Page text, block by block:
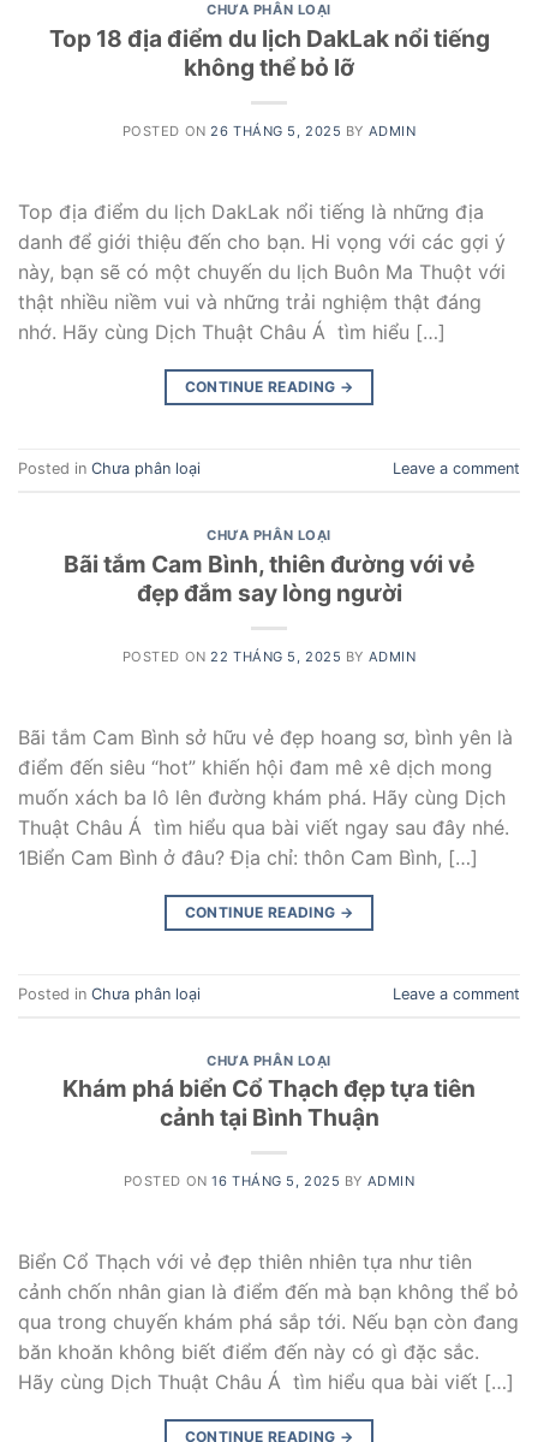
CHƯA PHÂN LOẠI
Top 18 địa điểm du lịch DakLak nổi tiếng
không thể bỏ lỡ
POSTED ON26 THÁNG 5, 2025 BY ADMIN
Top địa điểm du lịch DakLak nổi tiếng là những địa
danh để giới thiệu đến cho bạn. Hi vọng với các gợi ý
này, bạn sẽ có một chuyến du lịch Buôn Ma Thuột với
thật nhiều niềm vui và những trải nghiệm thật đáng
nhớ. Hãy cùng Dịch Thuật Châu Á tìm hiểu […]
CONTINUE READING →
Posted in Chưa phân loại Leave a comment
CHƯA PHÂN LOẠI
Bãi tắm Cam Bình, thiên đường với vẻ
đẹp đắm say lòng người
POSTED ON 22 THÁNG 5, 2025 BY ADMIN
Bãi tắm Cam Bình sở hữu vẻ đẹp hoang sơ, bình yên là
điểm đến siêu “hot” khiến hội đam mê xê dịch mong
muốn xách ba lô lên đường khám phá. Hãy cùng Dịch
Thuật Châu Á tìm hiểu qua bài viết ngay sau đây nhé.
1Biển Cam Bình ở đâu? Địa chỉ: thôn Cam Bình, […]
CONTINUE READING →
Posted in Chưa phân loại Leave a comment
CHƯA PHÂN LOẠI
Khám phá biển Cổ Thạch đẹp tựa tiên
cảnh tại Bình Thuận
POSTED ON16 THÁNG 5, 2025 BY ADMIN
Biển Cổ Thạch với vẻ đẹp thiên nhiên tựa như tiên
cảnh chốn nhân gian là điểm đến mà bạn không thể bỏ
qua trong chuyến khám phá sắp tới. Nếu bạn còn đang
băn khoăn không biết điểm đến này có gì đặc sắc.
Hãy cùng Dịch Thuật Châu Á tìm hiểu qua bài viết […]
CONTINUE READING →